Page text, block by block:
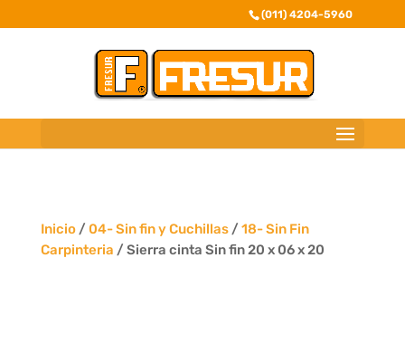
(011) 4204-5960
Inicio/ 04- Sin fin y Cuchillas/ 18- Sin Fin
Carpinteria / Sierra cinta Sin fin 20 x 06 x 20